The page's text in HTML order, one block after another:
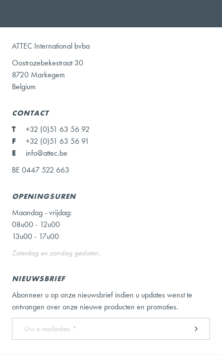
ATTEC International bvba
Oostrozebekestraat 30
8720 Markegem
Belgium
CONTACT
T
+32 (0)51 63 56 92
F
+32 (0)51 63 56 91
E
info@attec.be
BE 0447 522 663
OPENINGSUREN
Maandag - vrijdag:
08u00 - 12u00
13u00 - 17u00
Zaterdag en zondag gesloten.
NIEUWSBRIEF
Abonneer u op onze nieuwsbrief indien u updates wenst te
ontvangen over onze nieuwe producten en promoties.